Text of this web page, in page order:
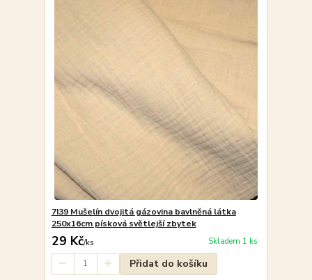
7I39 Mušelín dvojitá gázovina bavlněná látka
250x16cm písková světlejší zbytek
29 Kč/ks Skladem 1 ks
Přidat do košíku